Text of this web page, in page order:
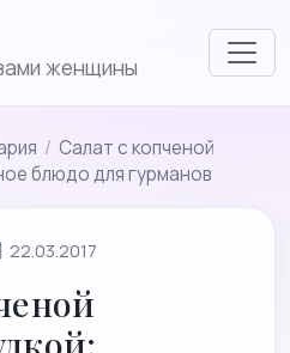
женщины
/ Салат с копченой
блюдо для гурманов
22.03.2017